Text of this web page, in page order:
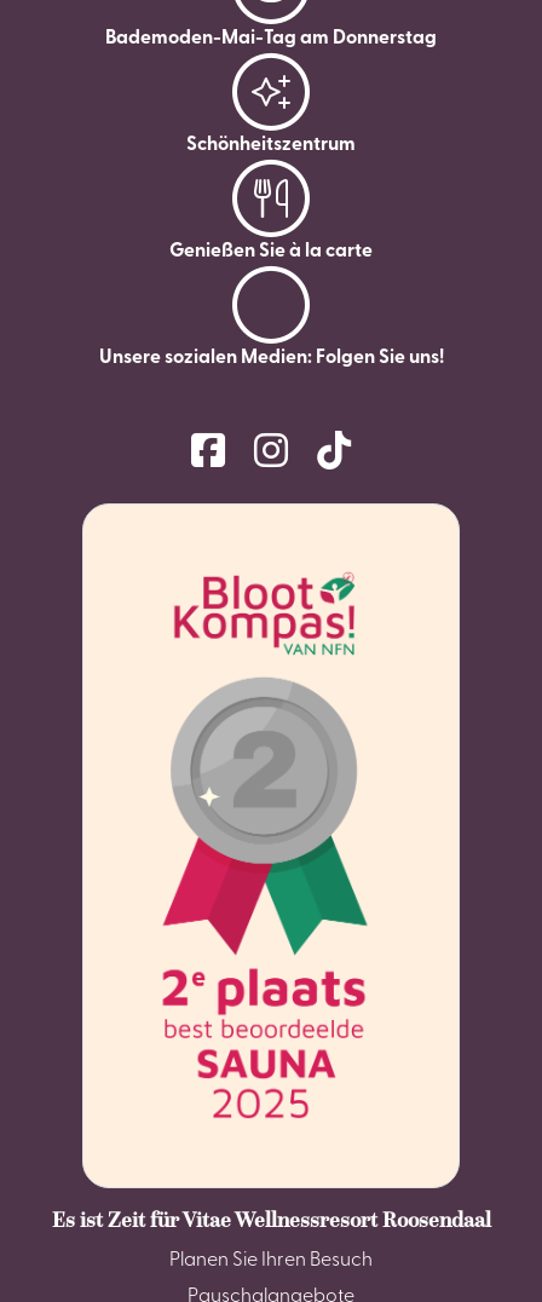
Bademoden-Mai-Tag am Donnerstag
Schönheitszentrum
Genießen Sie à la carte
Unsere sozialen Medien: Folgen Sie uns!
Es ist Zeit für Vitae Wellnessresort Roosendaal
Planen Sie Ihren Besuch
Pauschalangebote